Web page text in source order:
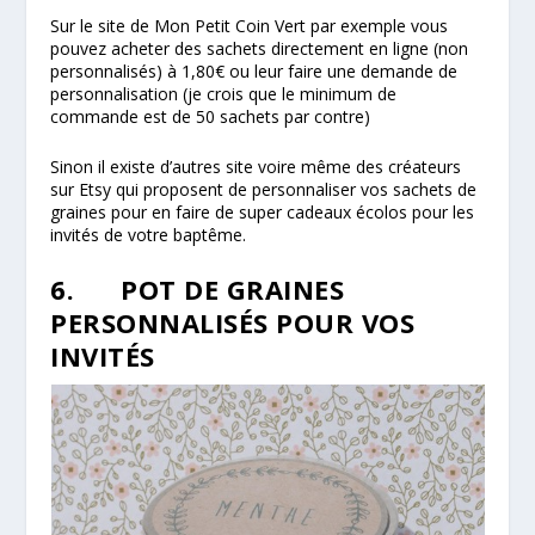
Sur le site de Mon Petit Coin Vert par exemple vous
pouvez acheter des sachets directement en ligne (non
personnalisés) à 1,80€ ou leur faire une demande de
personnalisation (je crois que le minimum de
commande est de 50 sachets par contre)
Sinon il existe d’autres site voire même des créateurs
sur Etsy qui proposent de personnaliser vos sachets de
graines pour en faire de super cadeaux écolos pour les
invités de votre baptême.
6. POT DE GRAINES
PERSONNALISÉS POUR VOS
INVITÉS